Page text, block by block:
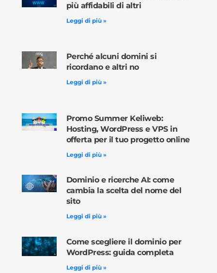
più affidabili di altri
Leggi di più »
Perché alcuni domini si
ricordano e altri no
Leggi di più »
Promo Summer Keliweb:
Hosting, WordPress e VPS in
offerta per il tuo progetto online
Leggi di più »
Dominio e ricerche AI: come
cambia la scelta del nome del
sito
Leggi di più »
Come scegliere il dominio per
WordPress: guida completa
Leggi di più »